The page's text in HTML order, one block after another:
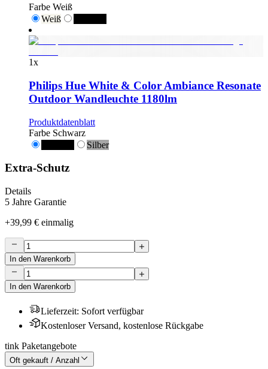
Farbe Weiß
Weiß
1x
Philips Hue White & Color Ambiance Resonate
Outdoor Wandleuchte 1180lm
Produktdatenblatt
Farbe Schwarz
Silber
Extra-Schutz
Details
5 Jahre Garantie
+39,99 € einmalig
In den Warenkorb
In den Warenkorb
Lieferzeit: Sofort verfügbar
Kostenloser Versand, kostenlose Rückgabe
tink Paketangebote
Oft gekauft / Anzahl